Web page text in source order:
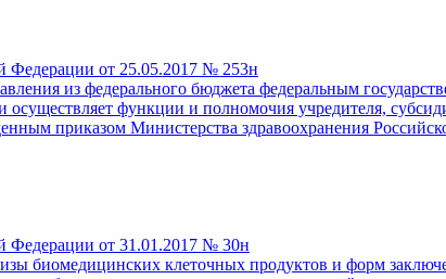
Федерации от 25.05.2017 № 253н
из федерального бюджета федеральным
функции и полномочия учредителя,
приказом Министерства здравоохранения
Федерации от 31.01.2017 № 30н
биомедицинских клеточных продуктов и форм